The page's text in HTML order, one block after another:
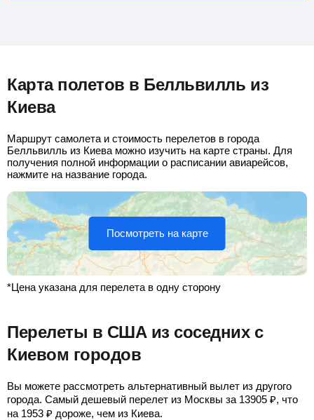
Карта полетов в Белльвилль из
Киева
Маршрут самолета и стоимость перелетов в города
Белльвилль из Киева можно изучить на карте страны. Для
получения полной информации о расписании авиарейсов,
нажмите на название города.
Посмотреть на карте
*Цена указана для перелета в одну сторону
Перелеты в США из соседних с
Киевом городов
Вы можете рассмотреть альтернативный вылет из другого
города. Самый дешевый перелет из Москвы за 13905 ₽, что
на 1953 ₽ дороже, чем из Киева.